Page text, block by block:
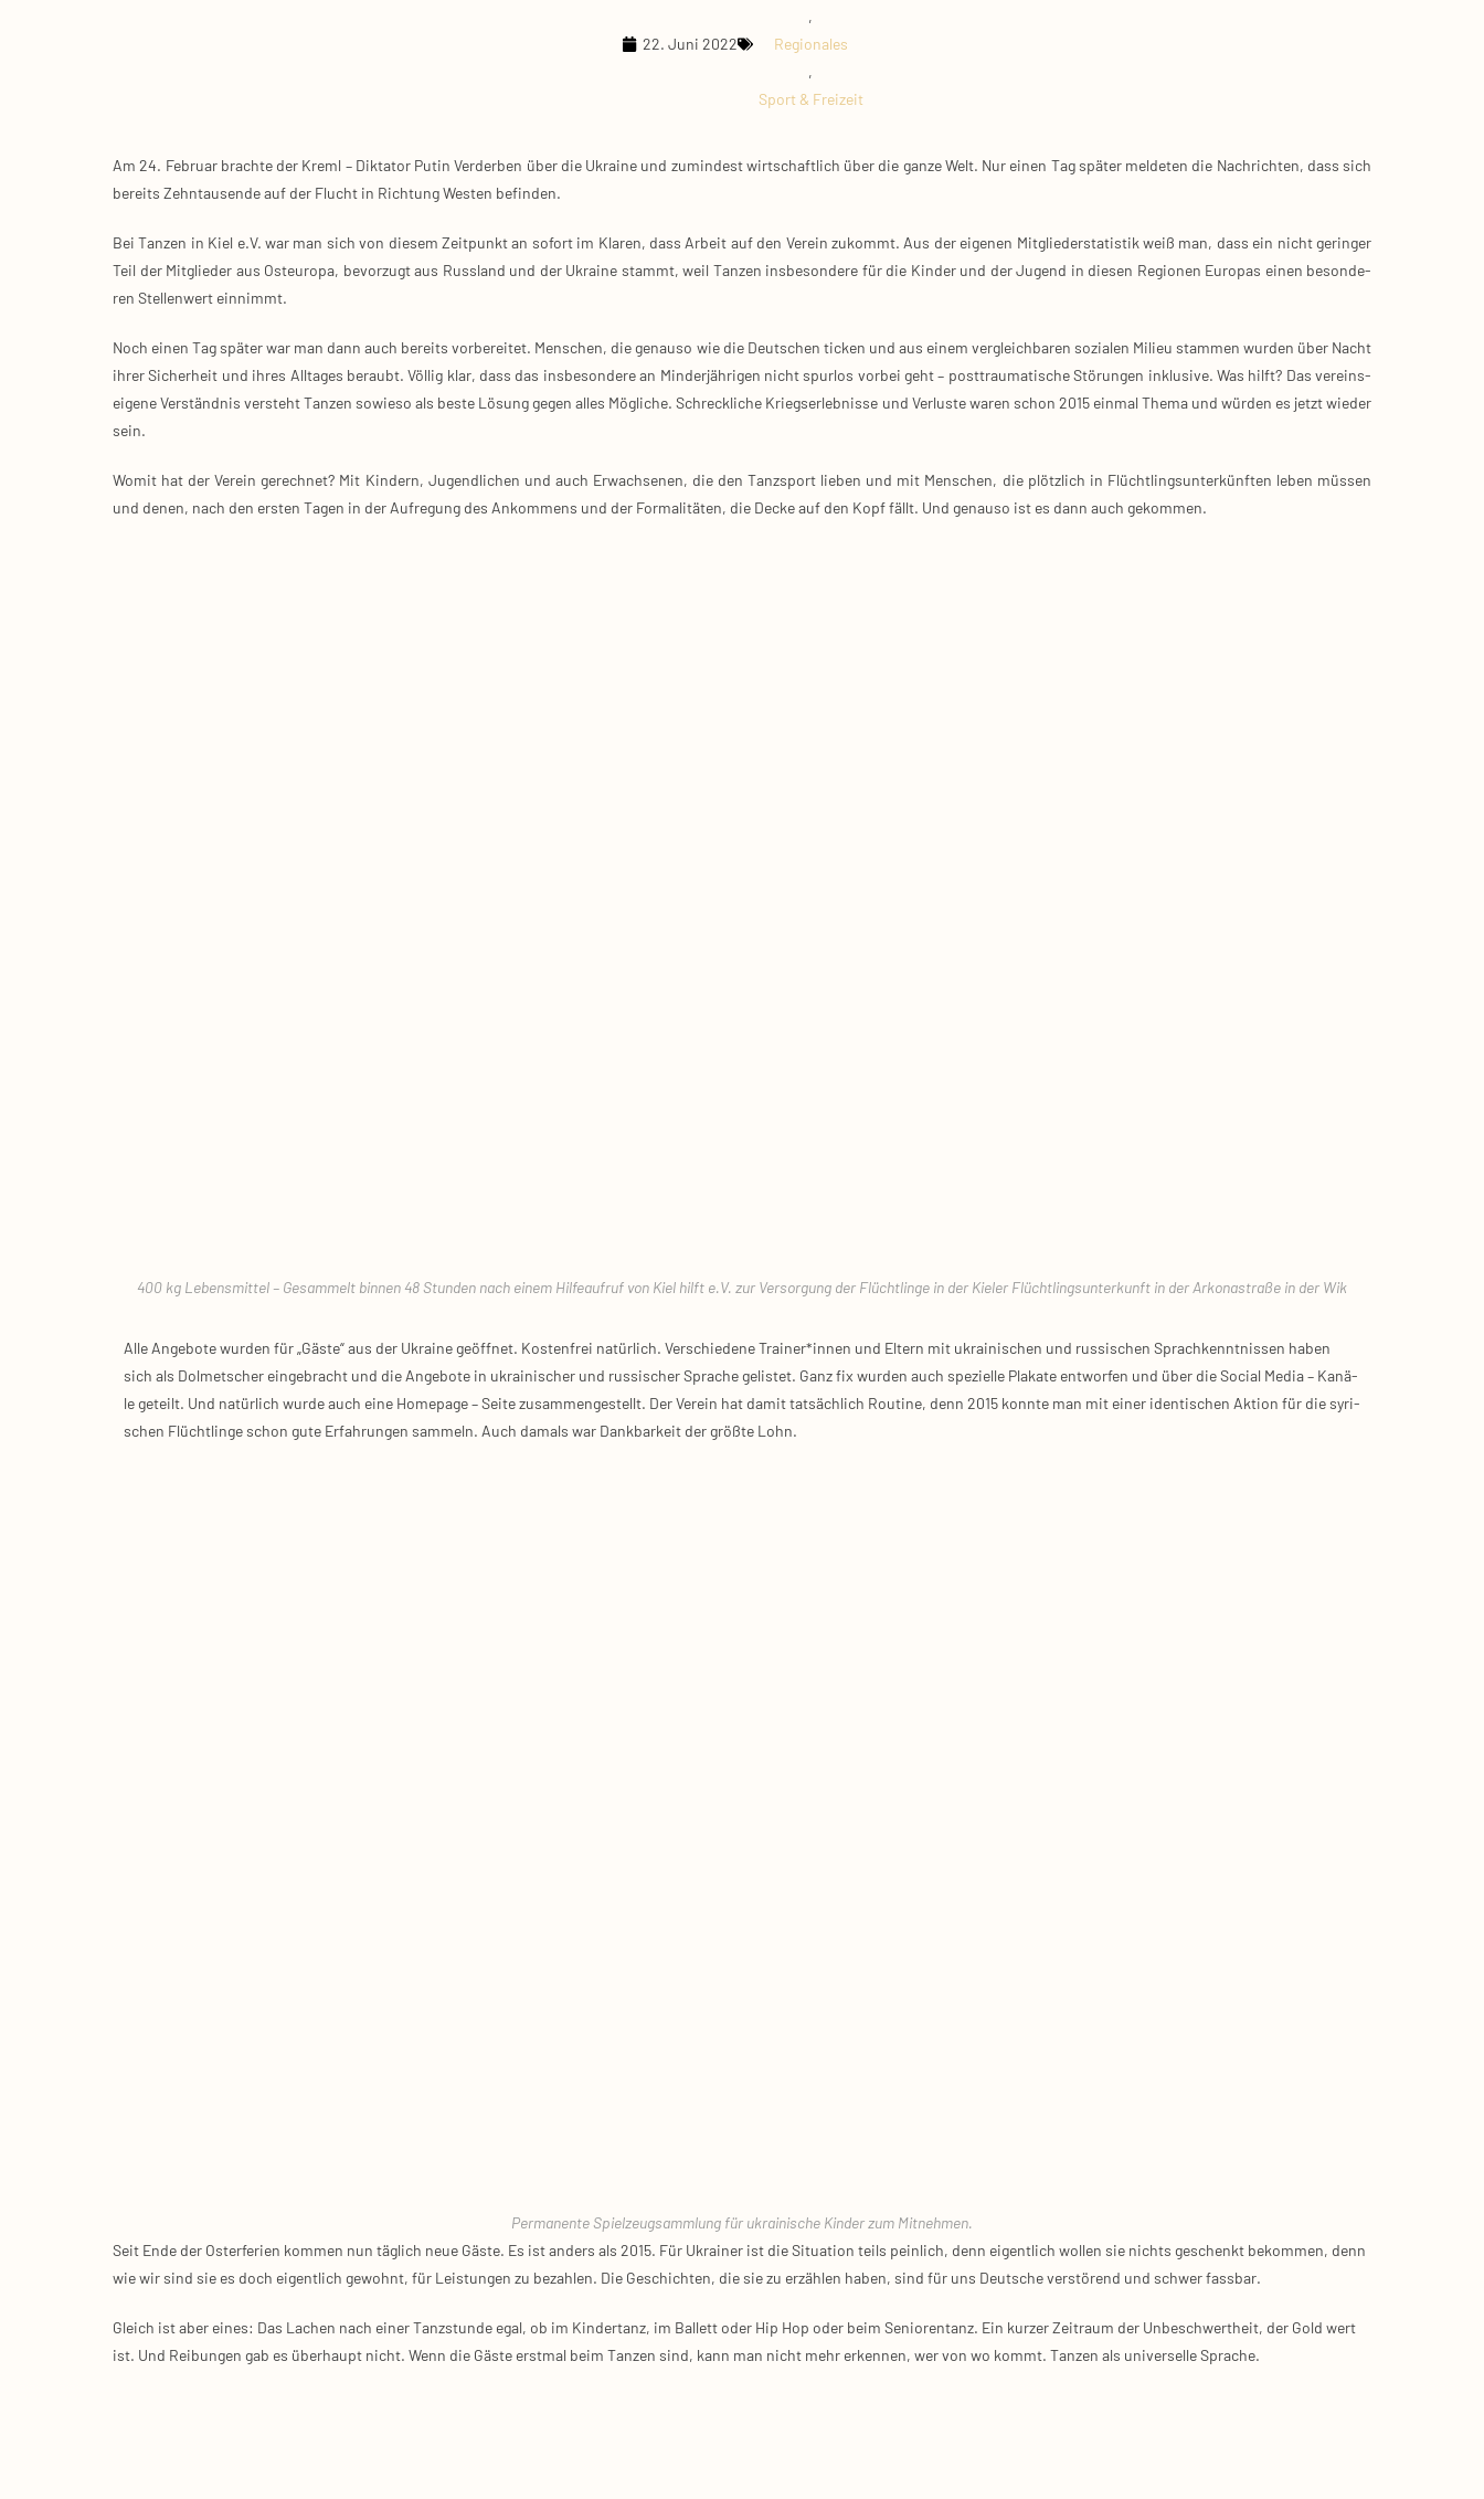
22. Juni 2022
,
Regionales
,
Sport & Freizeit
Am 24. Febru­ar brach­te der Kreml – Dik­ta­tor Putin Ver­der­ben über die Ukrai­ne und zumin­dest wirt­schaft­lich über die gan­ze Welt. Nur einen Tag spä­ter mel­de­ten die Nach­rich­ten, dass sich
bereits Zehn­tau­sen­de auf der Flucht in Rich­tung Wes­ten befin­den.
Bei Tan­zen in Kiel e.V. war man sich von die­sem Zeit­punkt an sofort im Kla­ren, dass Arbeit auf den Ver­ein zukommt. Aus der eige­nen Mit­glie­der­sta­tis­tik weiß man, dass ein nicht gerin­ger
Teil der Mit­glie­der aus Ost­eu­ro­pa, bevor­zugt aus Russ­land und der Ukrai­ne stammt, weil Tan­zen ins­be­son­de­re für die Kin­der und der Jugend in die­sen Regio­nen Euro­pas einen beson­de­
ren Stel­len­wert ein­nimmt.
Noch einen Tag spä­ter war man dann auch bereits vor­be­rei­tet. Men­schen, die genau­so wie die Deut­schen ticken und aus einem ver­gleich­ba­ren sozia­len Milieu stam­men wur­den über Nacht
ihrer Sicher­heit und ihres All­ta­ges beraubt. Völ­lig klar, dass das ins­be­son­de­re an Min­der­jäh­ri­gen nicht spur­los vor­bei geht – post­trau­ma­ti­sche Stö­run­gen inklu­si­ve. Was hilft? Das ver­eins­
ei­ge­ne Ver­ständ­nis ver­steht Tan­zen sowie­so als bes­te Lösung gegen alles Mög­li­che. Schreck­li­che Kriegs­er­leb­nis­se und Ver­lus­te waren schon 2015 ein­mal The­ma und wür­den es jetzt wie­der
sein.
Womit hat der Ver­ein gerech­net? Mit Kin­dern, Jugend­li­chen und auch Erwach­se­nen, die den Tanz­sport lie­ben und mit Men­schen, die plötz­lich in Flücht­lings­un­ter­künf­ten leben müs­sen
und denen, nach den ers­ten Tagen in der Auf­re­gung des Ankom­mens und der For­ma­li­tä­ten, die Decke auf den Kopf fällt. Und genau­so ist es dann auch gekom­men.
400 kg Lebens­mit­tel – Gesam­melt bin­nen 48 Stun­den nach einem Hil­fe­auf­ruf von Kiel hilft e.V. zur Ver­sor­gung der Flücht­lin­ge in der Kie­ler Flücht­lings­un­ter­kunft in der Arko­na­stra­ße in der Wik
Alle Ange­bo­te wur­den für „Gäs­te“ aus der Ukrai­ne geöff­net. Kos­ten­frei natür­lich. Ver­schie­de­ne Trainer*innen und Eltern mit ukrai­ni­schen und rus­si­schen Sprach­kennt­nis­sen haben
sich als Dol­met­scher ein­ge­bracht und die Ange­bo­te in ukrai­ni­scher und rus­si­scher Spra­che gelis­tet. Ganz fix wur­den auch spe­zi­el­le Pla­ka­te ent­wor­fen und über die Social Media – Kanä­
le geteilt. Und natür­lich wur­de auch eine Home­page – Sei­te zusam­men­ge­stellt. Der Ver­ein hat damit tat­säch­lich Rou­ti­ne, denn 2015 konn­te man mit einer iden­ti­schen Akti­on für die syri­
schen Flücht­lin­ge schon gute Erfah­run­gen sam­meln. Auch damals war Dank­bar­keit der größ­te Lohn.
Per­ma­nen­te Spiel­zeug­samm­lung für ukrai­ni­sche Kin­der zum Mit­neh­men.
Seit Ende der Oster­fe­ri­en kom­men nun täg­lich neue Gäs­te. Es ist anders als 2015. Für Ukrai­ner ist die Situa­ti­on teils pein­lich, denn eigent­lich wol­len sie nichts geschenkt bekom­men, denn
wie wir sind sie es doch eigent­lich gewohnt, für Leis­tun­gen zu bezah­len. Die Geschich­ten, die sie zu erzäh­len haben, sind für uns Deut­sche ver­stö­rend und schwer fass­bar.
Gleich ist aber eines: Das Lachen nach einer Tanz­stun­de egal, ob im Kin­der­tanz, im Bal­lett oder Hip Hop oder beim Senio­ren­tanz. Ein kur­zer Zeit­raum der Unbe­schwert­heit, der Gold wert
ist. Und Rei­bun­gen gab es über­haupt nicht. Wenn die Gäs­te erst­mal beim Tan­zen sind, kann man nicht mehr erken­nen, wer von wo kommt. Tan­zen als uni­ver­sel­le Spra­che.